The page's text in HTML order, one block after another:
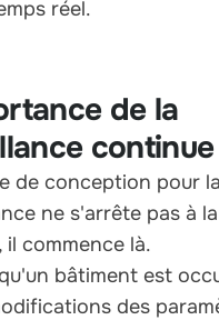
réel.
de la
continue
de conception pour la
ne s'arrête pas à
il commence là.
bâtiment est
des